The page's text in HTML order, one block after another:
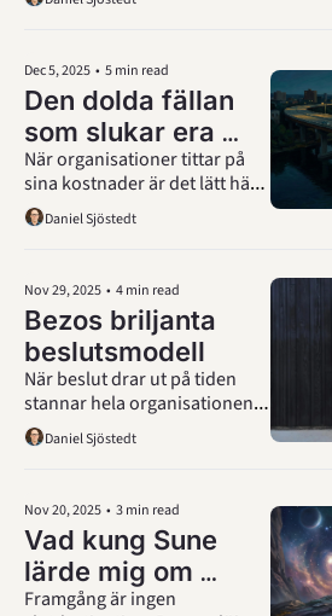
Dec 5, 2025 • 5 min read
Den dolda fällan
som slukar era
resurser
När organisationer tittar på
sina kostnader är det lätt hänt
att allt fokus hamnar på det
uppenbara. Dra in
Kan vi minska
personalkostnaden? Men det
finns en dold kostnad som är
värre än alla andra.
Daniel Sjöstedt
Nov 29, 2025 • 4 min read
Bezos briljanta
beslutsmodell
När beslut drar ut på tiden
stannar hela organisationen
upp. Ofta handlar det inte om
komplexitet utan om
skilja på beslut som kräver
noggrann analys och beslut vi
kan testa och justera senare
frigör vi fart, fokus och
handlingskraft.
Daniel Sjöstedt
Nov 20, 2025 • 3 min read
Vad kung Sune
lärde mig om
framgång
Framgång är ingen